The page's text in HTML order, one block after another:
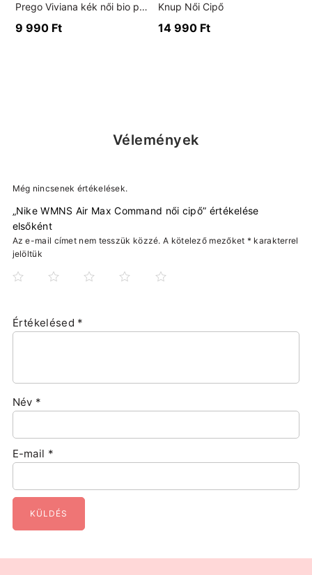
Prego Viviana kék női bio papucs
9 990 Ft
Knup Női Cipő
14 990 Ft
Vélemények
Még nincsenek értékelések.
„Nike WMNS Air Max Command női cipő” értékelése
elsőként
Az e-mail címet nem tesszük közzé. A kötelező mezőket * karakterrel
jelöltük
Értékelésed *
Név *
E-mail *